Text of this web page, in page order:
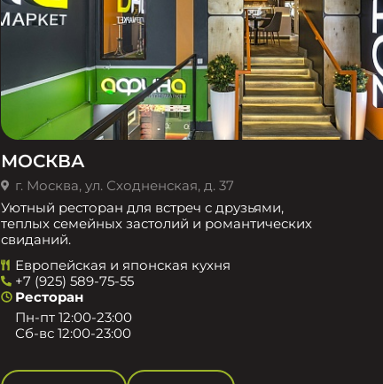
МОСКВА
г. Москва, ул. Сходненская, д. 37
Уютный ресторан для встреч с друзьями,
теплых семейных застолий и романтических
свиданий.
Европейская и японская кухня
+7 (925) 589-75-55
Ресторан
Пн-пт 12:00-23:00
Сб-вс 12:00-23:00